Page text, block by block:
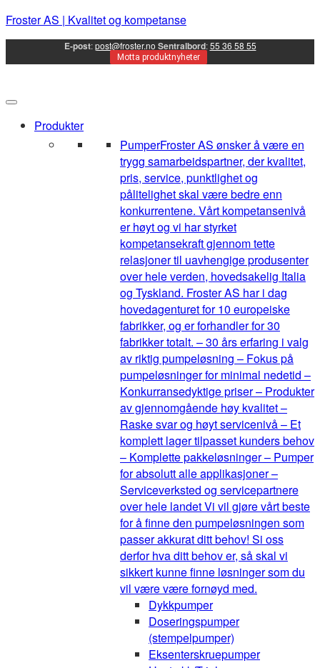
Froster AS | Kvalitet og kompetanse
E-post:post@froster.no Sentralbord:55 36 58 55
Motta produktnyheter
Produkter
PumperFroster AS ønsker å være en
trygg samarbeidspartner, der kvalitet,
pris, service, punktlighet og
pålitelighet skal være bedre enn
konkurrentene. Vårt kompetansenivå
er høyt og vi har styrket
kompetansekraft gjennom tette
relasjoner til uavhengige produsenter
over hele verden, hovedsakelig Italia
og Tyskland. Froster AS har i dag
hovedagenturet for 10 europeiske
fabrikker, og er forhandler for 30
fabrikker totalt. – 30 års erfaring i valg
av riktig pumpeløsning – Fokus på
pumpeløsninger for minimal nedetid –
Konkurransedyktige priser – Produkter
av gjennomgående høy kvalitet –
Raske svar og høyt servicenivå – Et
komplett lager tilpasset kunders behov
– Komplette pakkeløsninger – Pumper
for absolutt alle applikasjoner –
Serviceverksted og servicepartnere
over hele landet Vi vil gjøre vårt beste
for å finne den pumpeløsningen som
passer akkurat ditt behov! Si oss
derfor hva ditt behov er, så skal vi
sikkert kunne finne løsninger som du
vil være være fornøyd med.
Dykkpumper
Doseringspumper
(stempelpumper)
Eksenterskruepumper